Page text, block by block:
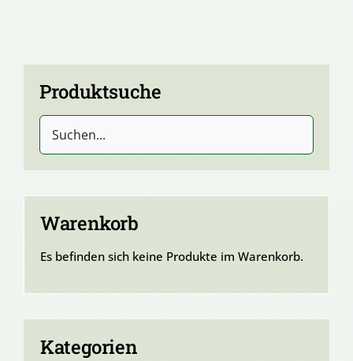
Produktsuche
Warenkorb
Es befinden sich keine Produkte im Warenkorb.
Kategorien